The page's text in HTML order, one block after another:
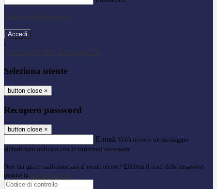
Password dimenticata?
-
Entra con SPID
Entra con CIE
Seleziona utente
button close ×
Recupero password
button close ×
E-mail Verrà inviato un messaggio
all'indirizzo indicato con le istruzioni necessarie.
Non hai una e-mail associata al nome utente? Effettua il reset della password
tramite la Login Spaggiari